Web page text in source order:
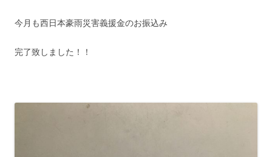
今月も西日本豪雨災害義援金のお振込み
完了致しました！！